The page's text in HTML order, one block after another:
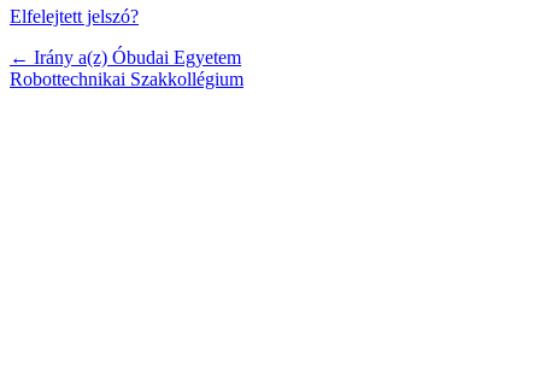
Elfelejtett jelszó?
← Irány a(z) Óbudai Egyetem
Robottechnikai Szakkollégium